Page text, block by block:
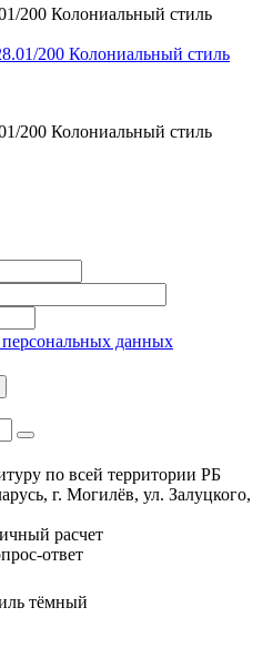
200 Колониальный стиль
200 Колониальный стиль
персональных данных
по всей территории РБ
г. Могилёв, ул. Залуцкого,
расчет
ответ
тёмный